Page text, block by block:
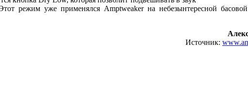
режим уже применялся Amptweaker на небезынтересной
Источник: